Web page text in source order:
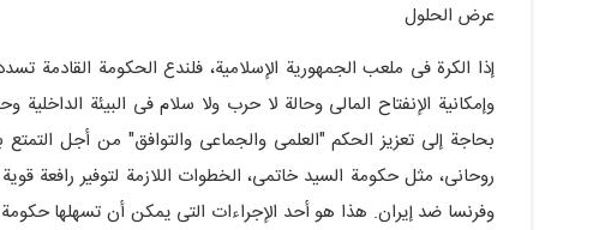
عرض الحلول
إذا الکرة فی ملعب الجمهوریة الإسلامیة، فلندع الحکومة
وإمکانیة الإنفتاح المالی وحالة لا حرب ولا سلام فی البیئة
بحاجة إلى تعزیز الحکم "العلمی والجماعی والتوافق" من أجل
روحانی، مثل حکومة السید خاتمی، الخطوات اللازمة لتوفیر رافعة